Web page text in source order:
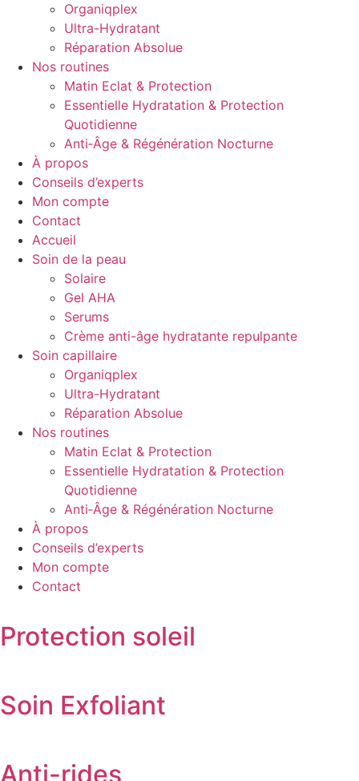
Organiqplex
Ultra-Hydratant
Réparation Absolue
Nos routines
Matin Eclat & Protection
Essentielle Hydratation & Protection
Quotidienne
Anti‑Âge & Régénération Nocturne
À propos
Conseils d’experts
Mon compte
Contact
Accueil
Soin de la peau
Solaire
Gel AHA
Serums
Crème anti-âge hydratante repulpante
Soin capillaire
Organiqplex
Ultra-Hydratant
Réparation Absolue
Nos routines
Matin Eclat & Protection
Essentielle Hydratation & Protection
Quotidienne
Anti‑Âge & Régénération Nocturne
À propos
Conseils d’experts
Mon compte
Contact
Protection soleil
Soin Exfoliant
Anti-rides